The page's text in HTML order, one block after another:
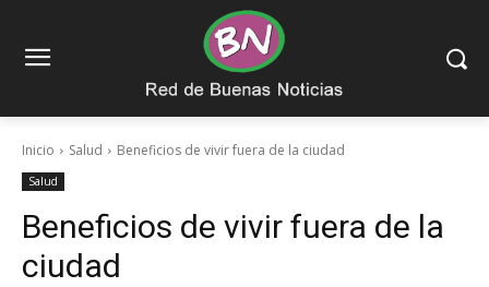
Inicio Salud Beneficios de vivir fuera de la ciudad
Salud
Beneficios de vivir fuera de la
ciudad